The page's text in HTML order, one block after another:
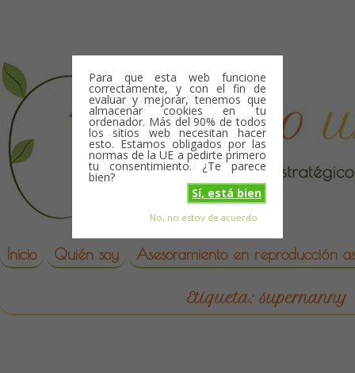
Para que esta web funcione
correctamente, y con el fin de
evaluar y mejorar, tenemos que
almacenar cookies en tu
ordenador. Más del 90% de todos
los sitios web necesitan hacer
esto. Estamos obligados por las
normas de la UE a pedirte primero
tu consentimiento. ¿Te parece
bien?
Sí, está bien
No, no estoy de acuerdo
reproduccion asistida
Skip to content
Inicio Quién soy Asesoramiento en reproducción
Etiqueta:supernanny